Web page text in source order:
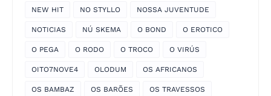
NEW HIT NO STYLLO NOSSA JUVENTUDE
NOTICIAS NÚ SKEMA O BOND O EROTICO
O PEGA O RODO O TROCO O VIRÚS
OITO7NOVE4 OLODUM OS AFRICANOS
OS BAMBAZ OS BARÕES OS TRAVESSOS